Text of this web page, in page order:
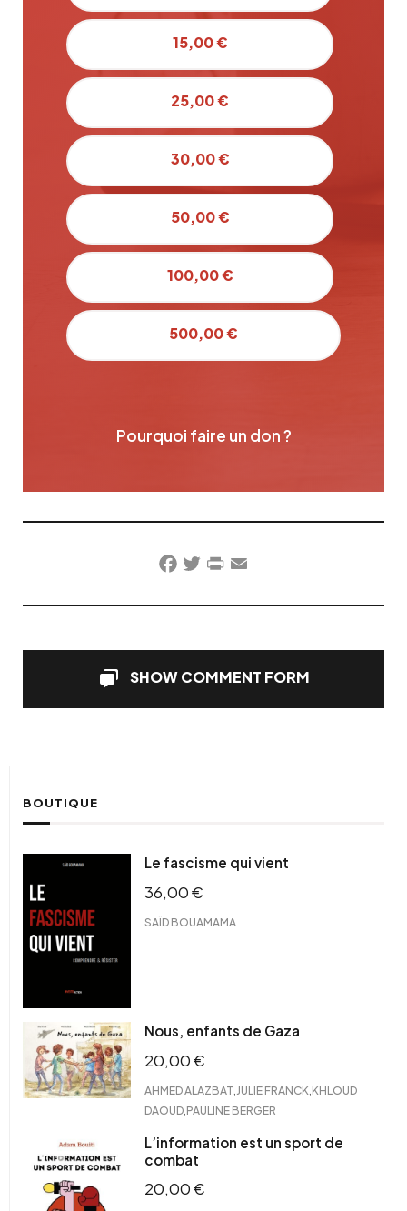
15,00 €
25,00 €
30,00 €
50,00 €
100,00 €
500,00 €
Pourquoi faire un don ?
Facebook
TwitterPrintFriendly
Email
SHOW COMMENT FORM
BOUTIQUE
Le fascisme qui vient
36,00€
SAÏD BOUAMAMA
Nous, enfants de Gaza
20,00€
AHMED ALAZBAT JULIE FRANCK KHLOUD
DAOUD PAULINE BERGER
L’information est un sport de
combat
20,00€